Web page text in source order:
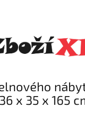
x 35 x 165